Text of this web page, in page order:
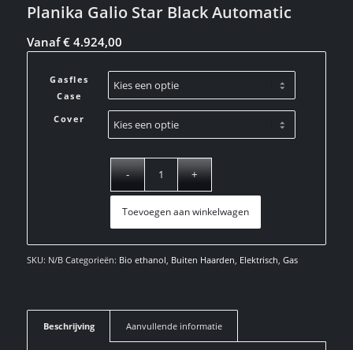
Planika Galio Star Black Automatic
Vanaf€ 4.924,00
Gasfles
Case
Cover
Toevoegen aan winkelwagen
SKU: N/B Categorieën: Bio ethanol Buiten Haarden Elektrisch Gas
Beschrijving Aanvullende informatie